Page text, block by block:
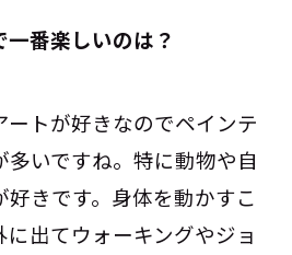
一番楽しいのは？
ートが好きなのでペインテ
多いですね。特に動物や自
きです。身体を動かすこ
出てウォーキングやジョ